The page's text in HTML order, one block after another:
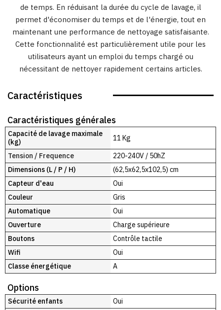
de temps. En réduisant la durée du cycle de lavage, il
permet d'économiser du temps et de l'énergie, tout en
maintenant une performance de nettoyage satisfaisante.
Cette fonctionnalité est particulièrement utile pour les
utilisateurs ayant un emploi du temps chargé ou
nécessitant de nettoyer rapidement certains articles.
Caractéristiques
Caractéristiques générales
Capacité de lavage maximale
(kg)
11 Kg
Tension / Frequence
220-240V / 50hZ
Dimensions (L / P / H)
(62,5x62,5x102,5) cm
Capteur d'eau
Oui
Couleur
Gris
Automatique
Oui
Ouverture
Charge supérieure
Boutons
Contrôle tactile
Wifi
Oui
Classe énergétique
A
Options
Sécurité enfants
Oui